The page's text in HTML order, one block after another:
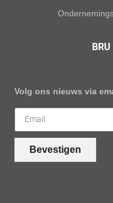
Volg ons nieuws via
Bevestigen